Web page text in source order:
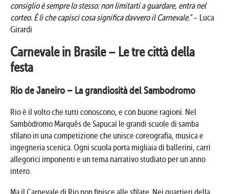
consiglio è sempre lo stesso: non limitarti a guardare, entra nel
corteo. È lì che capisci cosa significa davvero il Carnevale.”– Luca
Girardi
Carnevale in Brasile – Le tre città della
festa
Rio de Janeiro – La grandiosità del Sambodromo
Rio è il volto che tutti conoscono, e con buone ragioni. Nel
Sambòdromo Marquês de Sapucaí le grandi scuole di samba
sfilano in una competizione che unisce coreografia, musica e
ingegneria scenica. Ogni scuola porta migliaia di ballerini, carri
allegorici imponenti e un tema narrativo studiato per un anno
intero.